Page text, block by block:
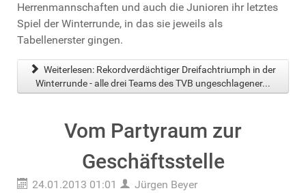
Herrenmannschaften und auch die Junioren ihr letztes
Spiel der Winterrunde, in das sie jeweils als
Tabellenerster gingen.
Weiterlesen: Rekordverdächtiger Dreifachtriumph in der
Winterrunde - alle drei Teams des TVB ungeschlagener...
Vom Partyraum zur
Geschäftsstelle
24.01.2013 01:01 Jürgen Beyer